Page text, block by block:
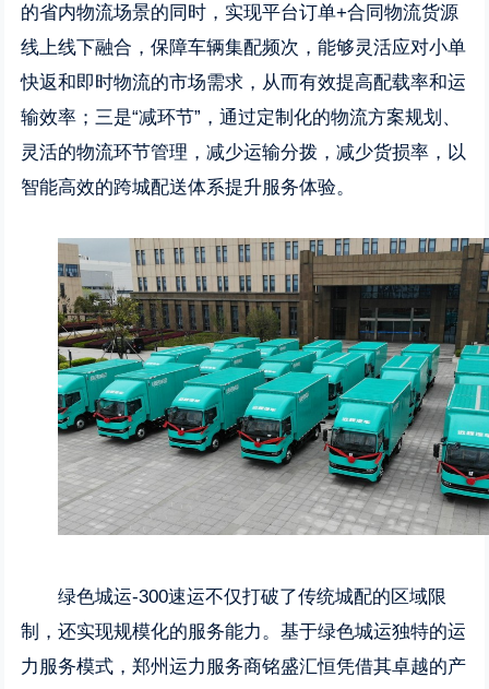
的省内物流场景的同时，实现平台订单+合同物流货源
线上线下融合，保障车辆集配频次，能够灵活应对小单
快返和即时物流的市场需求，从而有效提高配载率和运
输效率；三是“减环节”，通过定制化的物流方案规划、
灵活的物流环节管理，减少运输分拨，减少货损率，以
智能高效的跨城配送体系提升服务体验。
绿色城运-300速运不仅打破了传统城配的区域限
制，还实现规模化的服务能力。基于绿色城运独特的运
力服务模式，郑州运力服务商铭盛汇恒凭借其卓越的产